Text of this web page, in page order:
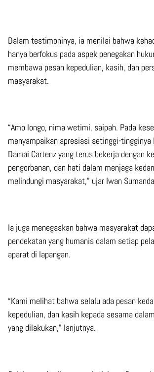
Dalam testimoninya, ia menilai bahwa
hanya berfokus pada aspek penegakan
membawa pesan kepedulian, kasih, dan
masyarakat.
“Amo longo, nima wetimi, saipah. Pada
menyampaikan apresiasi setinggi-tingginya
Damai Cartenz yang terus bekerja dengan
pengorbanan, dan hati dalam menjaga
melindungi masyarakat,” ujar Iwan
Ia juga menegaskan bahwa masyarakat
pendekatan yang humanis dalam setiap
aparat di lapangan.
“Kami melihat bahwa selalu ada pesan
kepedulian, dan kasih kepada sesama
yang dilakukan,” lanjutnya.